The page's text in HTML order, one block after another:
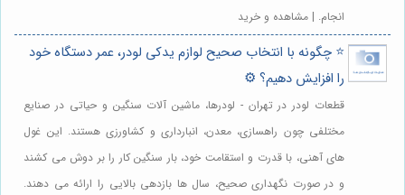
انجام. | مشاهده و خرید
⭐️ چگونه با انتخاب صحیح لوازم یدکی لودر، عمر دستگاه خود
را افزایش دهیم؟ ⚙️
قطعات لودر در تهران - لودرها، ماشین آلات سنگین و حیاتی در صنایع
مختلفی چون راهسازی، معدن، انبارداری و کشاورزی هستند. این غول
های آهنی، با قدرت و استقامت خود، بار سنگین کار را بر دوش می کشند
و در صورت نگهداری صحیح، سال ها بازدهی بالایی را ارائه می دهند.